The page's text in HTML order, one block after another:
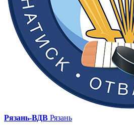
Рязань-ВДВ Рязань